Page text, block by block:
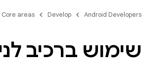
Android Developers
Develop
Core areas
שימוש ברכיב